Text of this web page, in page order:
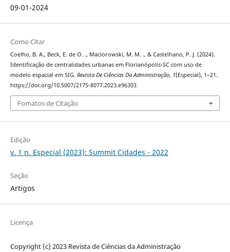
09-01-2024
Como Citar
Coelho, B. A., Beck, E. de O. ., Maciorowski, M. M. ., & Castelhano, P. J. (2024).
Identificação de centralidades urbanas em Florianópolis-SC com uso de
modelo espacial em SIG. Revista De Ciências Da Administração, 1(Especial), 1–21.
https://doi.org/10.5007/2175-8077.2023.e96303
Fomatos de Citação
Edição
v. 1 n. Especial (2023): Summit Cidades - 2022
Seção
Artigos
Licença
Copyright (c) 2023 Revista de Ciências da Administração